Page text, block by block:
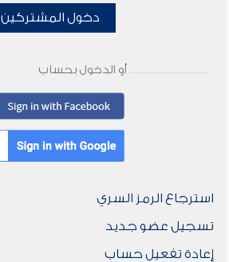
دخول المشتركين
أو الدخول بحساب
استرجاع الرمز السري
تسجيل عضو جديد
إعادة تفعيل حساب